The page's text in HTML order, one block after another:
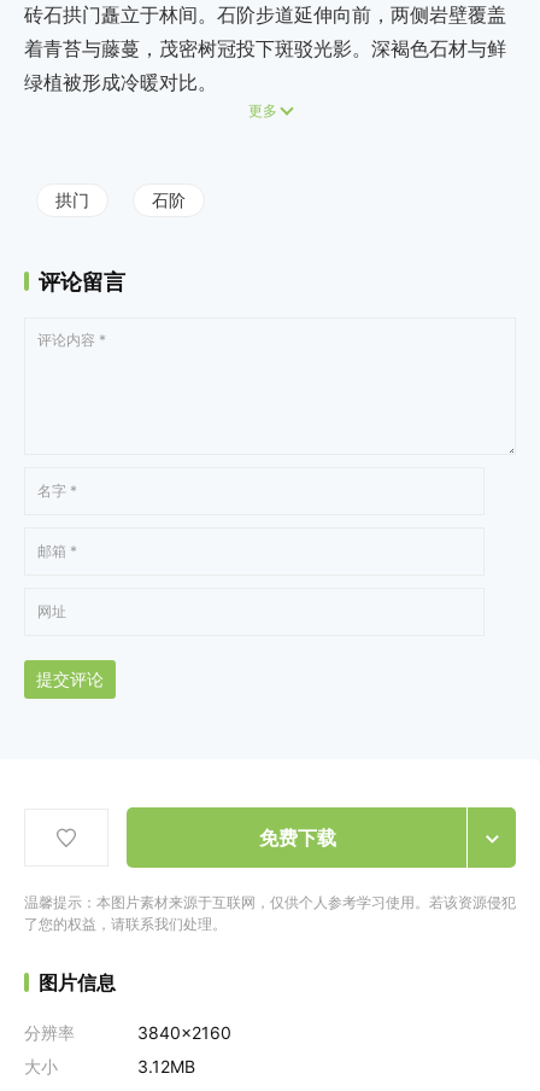
砖石拱门矗立于林间。石阶步道延伸向前，两侧岩壁覆盖
着青苔与藤蔓，茂密树冠投下斑驳光影。深褐色石材与鲜
绿植被形成冷暖对比。
更多
拱门 石阶
评论留言
提交评论
免费下载
温馨提示：本图片素材来源于互联网，仅供个人参考学习使用。若该资源侵犯
了您的权益，请联系我们处理。
图片信息
分辨率
3840x2160
大小
3.12MB